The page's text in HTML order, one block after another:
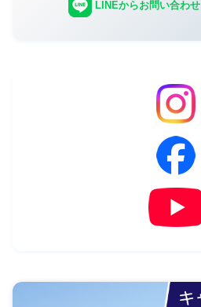
LINEからお問い合わせ